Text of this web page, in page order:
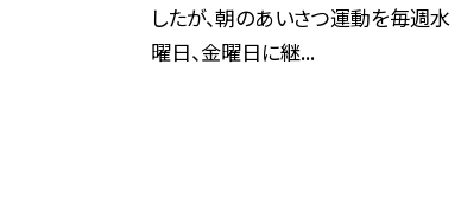
したが、朝のあいさつ運動を毎週水
曜日、金曜日に継...